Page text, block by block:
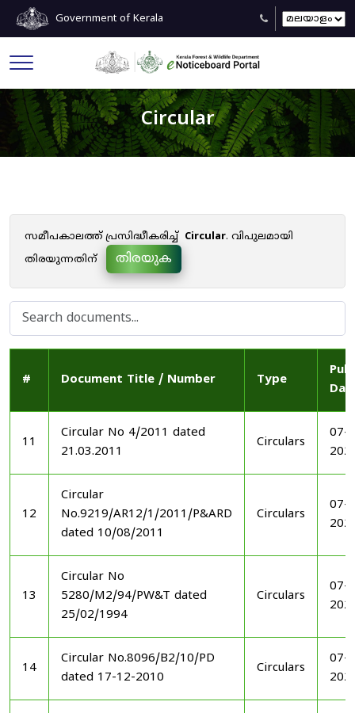
Government of Kerala
Circular
സമീപകാലത്ത് പ്രസിദ്ധീകരിച്ച് Circular. വിപുലമായി
തിരയുന്നതിന്
തിരയുക
# Document Title / Number Type
11
Circular No 4/2011 dated
21.03.2011
Circulars
07-
12
Circular
No.9219/AR12/1/2011/P&ARD
dated 10/08/2011
Circulars
07-
13
Circular No
5280/M2/94/PW&T dated
25/02/1994
Circulars
07-
14
Circular No.8096/B2/10/PD
dated 17-12-2010
Circulars
07-